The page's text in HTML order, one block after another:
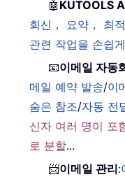
🤖 KUTOOLS
회신， 요약， 최
관련 작업을 손쉽
📧이메일 자동
메일 예약 발송/이
숨은 참조/자동 전
신자 여러 명이 포
로 분할...
📨이메일 관리: